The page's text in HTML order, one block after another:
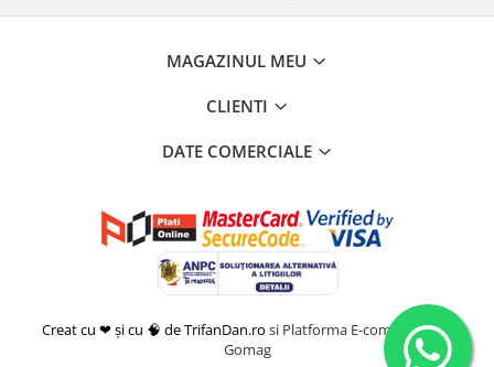
MAGAZINUL MEU
CLIENTI
DATE COMERCIALE
Creat cu ❤ și cu 🧠 de TrifanDan.ro si Platforma E-commerce by
Gomag